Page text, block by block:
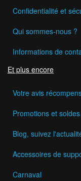
Confidentialité et
Qui sommes-nous ?
Informations de
Et plus encore
Votre avis
Promotions et soldes
Blog, suivez
Accessoires de
Carnaval